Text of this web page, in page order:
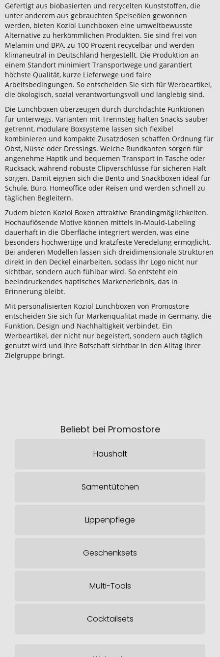
Gefertigt aus biobasierten und recycelten Kunststoffen, die
unter anderem aus gebrauchten Speiseölen gewonnen
werden, bieten Koziol Lunchboxen eine umweltbewusste
Alternative zu herkömmlichen Produkten. Sie sind frei von
Melamin und BPA, zu 100 Prozent recycelbar und werden
klimaneutral in Deutschland hergestellt. Die Produktion an
einem Standort minimiert Transportwege und garantiert
höchste Qualität, kurze Lieferwege und faire
Arbeitsbedingungen. So entscheiden Sie sich für Werbeartikel,
die ökologisch, sozial verantwortungsvoll und langlebig sind.
Die Lunchboxen überzeugen durch durchdachte Funktionen
für unterwegs. Varianten mit Trennsteg halten Snacks sauber
getrennt, modulare Boxsysteme lassen sich flexibel
kombinieren und kompakte Zusatzdosen schaffen Ordnung für
Obst, Nüsse oder Dressings. Weiche Rundkanten sorgen für
angenehme Haptik und bequemen Transport in Tasche oder
Rucksack, während robuste Clipverschlüsse für sicheren Halt
sorgen. Damit eignen sich die Bento und Snackboxen ideal für
Schule, Büro, Homeoffice oder Reisen und werden schnell zu
täglichen Begleitern.
Zudem bieten Koziol Boxen attraktive Brandingmöglichkeiten.
Hochauflösende Motive können mittels In-Mould-Labeling
dauerhaft in die Oberfläche integriert werden, was eine
besonders hochwertige und kratzfeste Veredelung ermöglicht.
Bei anderen Modellen lassen sich dreidimensionale Strukturen
direkt in den Deckel einarbeiten, sodass Ihr Logo nicht nur
sichtbar, sondern auch fühlbar wird. So entsteht ein
beeindruckendes haptisches Markenerlebnis, das in
Erinnerung bleibt.
Mit personalisierten Koziol Lunchboxen von Promostore
entscheiden Sie sich für Markenqualität made in Germany, die
Funktion, Design und Nachhaltigkeit verbindet. Ein
Werbeartikel, der nicht nur begeistert, sondern auch täglich
genutzt wird und Ihre Botschaft sichtbar in den Alltag Ihrer
Zielgruppe bringt.
Beliebt bei Promostore
Haushalt
Samentütchen
Lippenpflege
Geschenksets
Multi-Tools
Cocktailsets